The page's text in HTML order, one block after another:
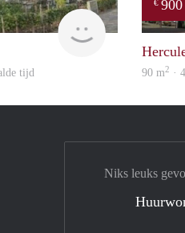
finder
tijd
€ 900
90 m2 ·
Niks leuks